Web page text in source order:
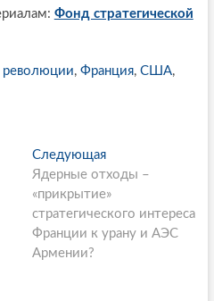
Фонд стратегической
революции, Франция, США,
Следующая
л
е
д
у
Ядерные отходы –
«прикрытие»
стратегического интереса
Франции к урану и АЭС
Армении?